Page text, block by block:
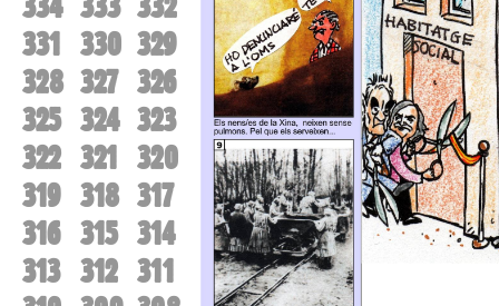
331 330 329
328 327 326
325 324 323
322 321 320
319 318 317
316 315 314
313 312 311